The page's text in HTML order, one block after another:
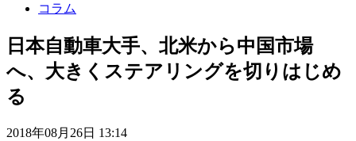
コラム
日本自動車大手、北米から中国市場
へ、大きくステアリングを切りはじめ
る
2018年08月26日 13:14